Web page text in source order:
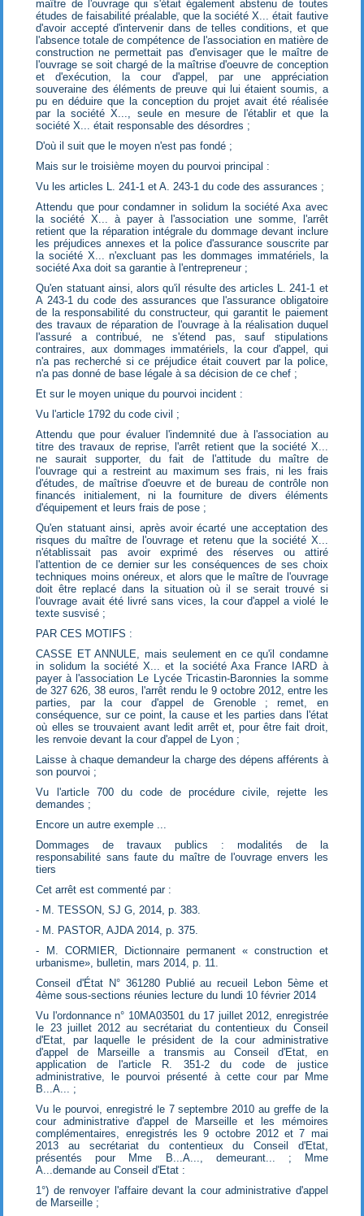
maître de l'ouvrage qui s'était également abstenu de toutes
études de faisabilité préalable, que la société X... était fautive
d'avoir accepté d'intervenir dans de telles conditions, et que
l'absence totale de compétence de l'association en matière de
construction ne permettait pas d'envisager que le maître de
l'ouvrage se soit chargé de la maîtrise d'oeuvre de conception
et d'exécution, la cour d'appel, par une appréciation
souveraine des éléments de preuve qui lui étaient soumis, a
pu en déduire que la conception du projet avait été réalisée
par la société X..., seule en mesure de l'établir et que la
société X... était responsable des désordres ;
D'où il suit que le moyen n'est pas fondé ;
Mais sur le troisième moyen du pourvoi principal :
Vu les articles L. 241-1 et A. 243-1 du code des assurances ;
Attendu que pour condamner in solidum la société Axa avec
la société X... à payer à l'association une somme, l'arrêt
retient que la réparation intégrale du dommage devant inclure
les préjudices annexes et la police d'assurance souscrite par
la société X... n'excluant pas les dommages immatériels, la
société Axa doit sa garantie à l'entrepreneur ;
Qu'en statuant ainsi, alors qu'il résulte des articles L. 241-1 et
A 243-1 du code des assurances que l'assurance obligatoire
de la responsabilité du constructeur, qui garantit le paiement
des travaux de réparation de l'ouvrage à la réalisation duquel
l'assuré a contribué, ne s'étend pas, sauf stipulations
contraires, aux dommages immatériels, la cour d'appel, qui
n'a pas recherché si ce préjudice était couvert par la police,
n'a pas donné de base légale à sa décision de ce chef ;
Et sur le moyen unique du pourvoi incident :
Vu l'article 1792 du code civil ;
Attendu que pour évaluer l'indemnité due à l'association au
titre des travaux de reprise, l'arrêt retient que la société X...
ne saurait supporter, du fait de l'attitude du maître de
l'ouvrage qui a restreint au maximum ses frais, ni les frais
d'études, de maîtrise d'oeuvre et de bureau de contrôle non
financés initialement, ni la fourniture de divers éléments
d'équipement et leurs frais de pose ;
Qu'en statuant ainsi, après avoir écarté une acceptation des
risques du maître de l'ouvrage et retenu que la société X...
n'établissait pas avoir exprimé des réserves ou attiré
l'attention de ce dernier sur les conséquences de ses choix
techniques moins onéreux, et alors que le maître de l'ouvrage
doit être replacé dans la situation où il se serait trouvé si
l'ouvrage avait été livré sans vices, la cour d'appel a violé le
texte susvisé ;
PAR CES MOTIFS :
CASSE ET ANNULE, mais seulement en ce qu'il condamne
in solidum la société X... et la société Axa France IARD à
payer à l'association Le Lycée Tricastin-Baronnies la somme
de 327 626, 38 euros, l'arrêt rendu le 9 octobre 2012, entre les
parties, par la cour d'appel de Grenoble ; remet, en
conséquence, sur ce point, la cause et les parties dans l'état
où elles se trouvaient avant ledit arrêt et, pour être fait droit,
les renvoie devant la cour d'appel de Lyon ;
Laisse à chaque demandeur la charge des dépens afférents à
son pourvoi ;
Vu l'article 700 du code de procédure civile, rejette les
demandes ;
Encore un autre exemple ...
Dommages de travaux publics : modalités de la
responsabilité sans faute du maître de l'ouvrage envers les
tiers
Cet arrêt est commenté par :
- M. TESSON, SJ G, 2014, p. 383.
- M. PASTOR, AJDA 2014, p. 375.
- M. CORMIER, Dictionnaire permanent « construction et
urbanisme», bulletin, mars 2014, p. 11.
Conseil d'État N° 361280 Publié au recueil Lebon 5ème et
4ème sous-sections réunies lecture du lundi 10 février 2014
Vu l'ordonnance n° 10MA03501 du 17 juillet 2012, enregistrée
le 23 juillet 2012 au secrétariat du contentieux du Conseil
d'Etat, par laquelle le président de la cour administrative
d'appel de Marseille a transmis au Conseil d'Etat, en
application de l'article R. 351-2 du code de justice
administrative, le pourvoi présenté à cette cour par Mme
B...A... ;
Vu le pourvoi, enregistré le 7 septembre 2010 au greffe de la
cour administrative d'appel de Marseille et les mémoires
complémentaires, enregistrés les 9 octobre 2012 et 7 mai
2013 au secrétariat du contentieux du Conseil d'Etat,
présentés pour Mme B...A..., demeurant... ; Mme
A...demande au Conseil d'Etat :
1°) de renvoyer l'affaire devant la cour administrative d'appel
de Marseille ;